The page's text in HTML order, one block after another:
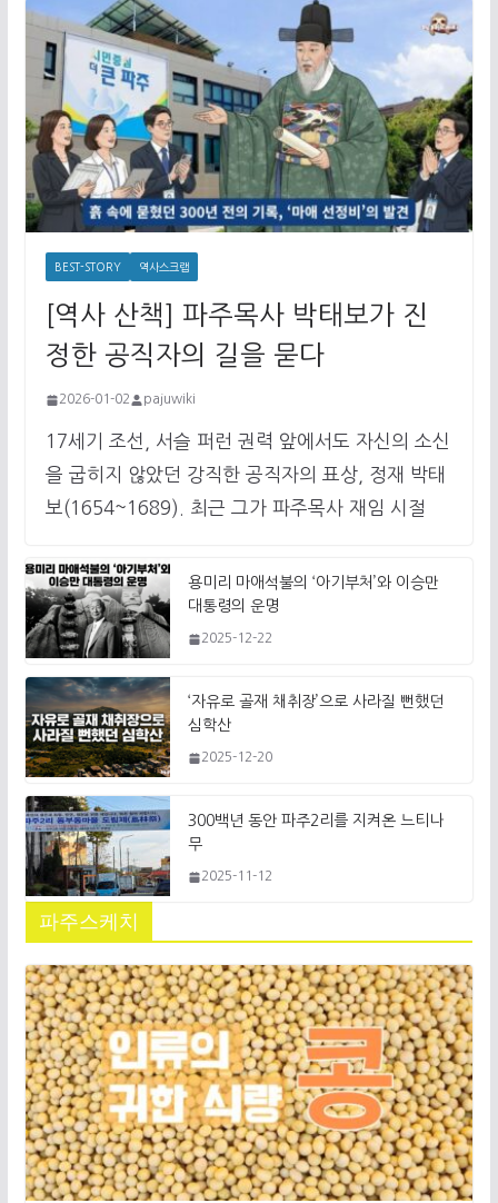
BEST-STORY 역사스크랩
[역사 산책] 파주목사 박태보가 진
정한 공직자의 길을 묻다
2026-01-02 pajuwiki
17세기 조선, 서슬 퍼런 권력 앞에서도 자신의 소신
을 굽히지 않았던 강직한 공직자의 표상, 정재 박태
보(1654~1689). 최근 그가 파주목사 재임 시절
용미리 마애석불의 ‘아기부처’와 이승만
대통령의 운명
2025-12-22
‘자유로 골재 채취장’으로 사라질 뻔했던
심학산
2025-12-20
300백년 동안 파주2리를 지켜온 느티나
무
2025-11-12
파주스케치